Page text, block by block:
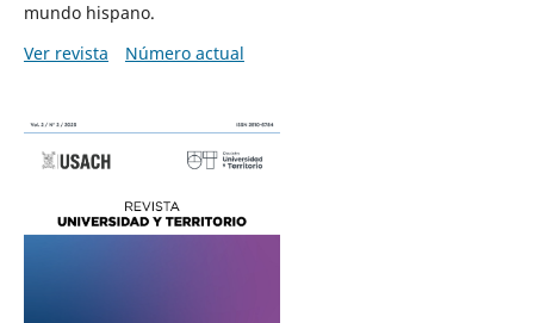
mundo hispano.
Ver revista
Número actual